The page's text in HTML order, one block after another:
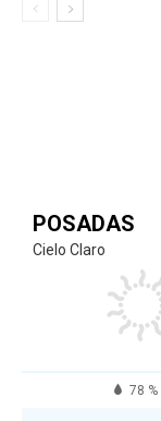
POSADAS
Cielo Claro
78 %